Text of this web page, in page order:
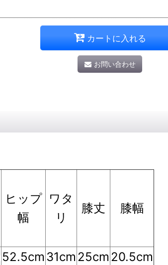
カートに入れる
お問い合わせ
ヒップ
幅
ワタ
リ
膝丈 膝幅
52.5cm 31cm 25cm 20.5cm